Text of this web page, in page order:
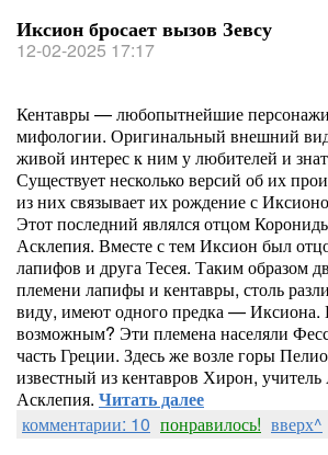
Иксион бросает вызов Зевсу
12-02-2025 17:17
Кентавры — любопытнейшие персонажи
мифологии. Оригинальный внешний
живой интерес к ним у любителей и
Существует несколько версий об их
из них связывает их рождение с
Этот последний являлся отцом
Асклепия. Вместе с тем Иксион был
лапифов и друга Тесея. Таким образом
племени лапифы и кентавры, столь
виду, имеют одного предка — Иксиона.
возможным? Эти племена населяли
часть Греции. Здесь же возле горы
известный из кентавров Хирон,
Асклепия. Читать далее
комментарии: 10 понравилось! вверх^